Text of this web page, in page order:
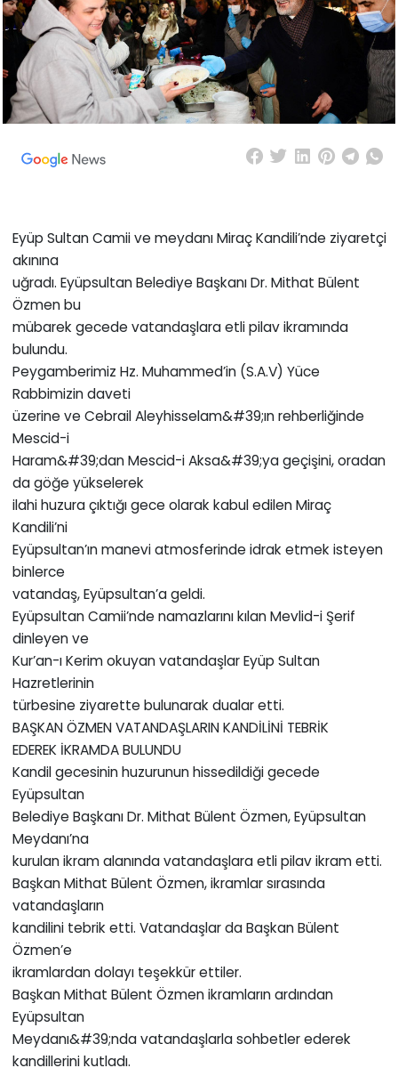
Eyüp Sultan Camii ve meydanı Miraç Kandili’nde ziyaretçi
akınına
uğradı. Eyüpsultan Belediye Başkanı Dr. Mithat Bülent
Özmen bu
mübarek gecede vatandaşlara etli pilav ikramında
bulundu.
Peygamberimiz Hz. Muhammed’in (S.A.V) Yüce
Rabbimizin daveti
üzerine ve Cebrail Aleyhisselam&#39;ın rehberliğinde
Mescid-i
Haram&#39;dan Mescid-i Aksa&#39;ya geçişini, oradan
da göğe yükselerek
ilahi huzura çıktığı gece olarak kabul edilen Miraç
Kandili’ni
Eyüpsultan’ın manevi atmosferinde idrak etmek isteyen
binlerce
vatandaş, Eyüpsultan’a geldi.
Eyüpsultan Camii’nde namazlarını kılan Mevlid-i Şerif
dinleyen ve
Kur’an-ı Kerim okuyan vatandaşlar Eyüp Sultan
Hazretlerinin
türbesine ziyarette bulunarak dualar etti.
BAŞKAN ÖZMEN VATANDAŞLARIN KANDİLİNİ TEBRİK
EDEREK İKRAMDA BULUNDU
Kandil gecesinin huzurunun hissedildiği gecede
Eyüpsultan
Belediye Başkanı Dr. Mithat Bülent Özmen, Eyüpsultan
Meydanı’na
kurulan ikram alanında vatandaşlara etli pilav ikram etti.
Başkan Mithat Bülent Özmen, ikramlar sırasında
vatandaşların
kandilini tebrik etti. Vatandaşlar da Başkan Bülent
Özmen’e
ikramlardan dolayı teşekkür ettiler.
Başkan Mithat Bülent Özmen ikramların ardından
Eyüpsultan
Meydanı&#39;nda vatandaşlarla sohbetler ederek
kandillerini kutladı.